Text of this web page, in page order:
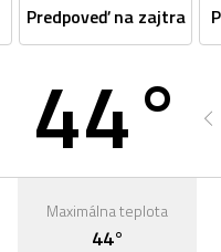
Predpoveď na zajtra
44°
34°
Maximálna teplota
44°